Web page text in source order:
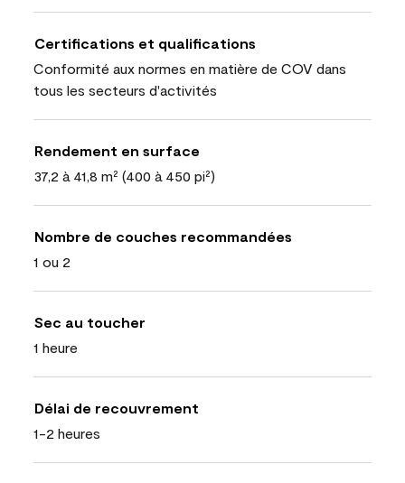
Certifications et qualifications
Conformité aux normes en matière de COV dans
tous les secteurs d'activités
Rendement en surface
37,2 à 41,8 m² (400 à 450 pi²)
Nombre de couches recommandées
1 ou 2
Sec au toucher
1 heure
Délai de recouvrement
1-2 heures